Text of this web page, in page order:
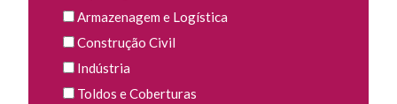
Armazenagem e Logística
Construção Civil
Indústria
Toldos e Coberturas